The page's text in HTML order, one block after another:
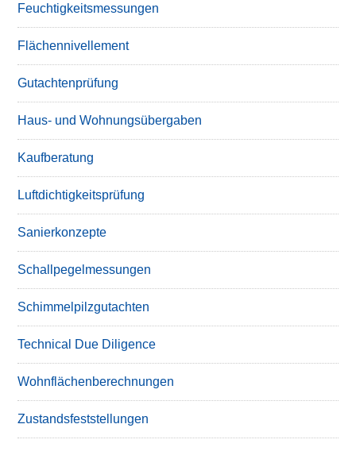
Feuchtigkeitsmessungen
Flächennivellement
Gutachtenprüfung
Haus- und Wohnungsübergaben
Kaufberatung
Luftdichtigkeitsprüfung
Sanierkonzepte
Schallpegelmessungen
Schimmelpilzgutachten
Technical Due Diligence
Wohnflächenberechnungen
Zustandsfeststellungen